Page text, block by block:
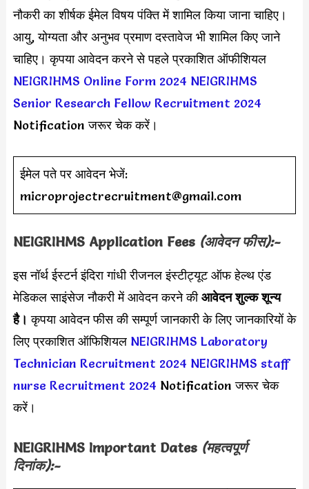
नौकरी का शीर्षक ईमेल विषय पंक्ति में शामिल किया जाना चाहिए।
आयु, योग्यता और अनुभव प्रमाण दस्तावेज भी शामिल किए जाने
चाहिए। कृपया आवेदन करने से पहले प्रकाशित ऑफीशियल
NEIGRIHMS Online Form 2024 NEIGRIHMS
Senior Research Fellow Recruitment 2024
Notification जरूर चेक करें।
ईमेल पते पर आवेदन भेजें:
microprojectrecruitment@gmail.com
NEIGRIHMS Application Fees (आवेदन फीस):-
इस नॉर्थ ईस्टर्न इंदिरा गांधी रीजनल इंस्टीट्यूट ऑफ हेल्थ एंड
मेडिकल साइंसेज नौकरी में आवेदन करने कीआवेदन शुल्क शून्य
है। कृपया आवेदन फीस की सम्पूर्ण जानकारी के लिए जानकारियों के
लिए प्रकाशित ऑफिशियल NEIGRIHMS Laboratory
Technician Recruitment 2024 NEIGRIHMS staff
nurse Recruitment 2024 Notification जरूर चेक
करें।
NEIGRIHMS Important Dates (महत्वपूर्ण
दिनांक):-